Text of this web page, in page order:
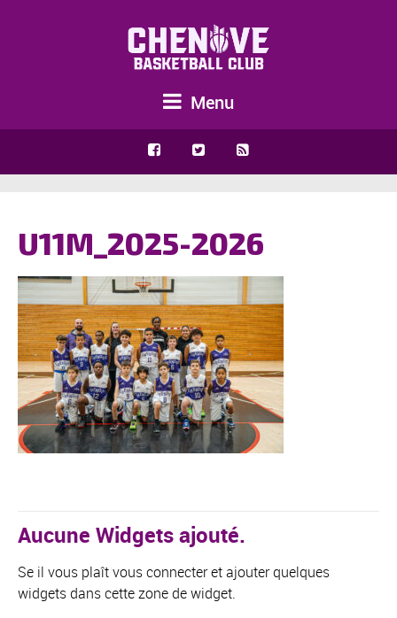
Menu
U11M_2025-2026
Aucune Widgets ajouté.
Se il vous plaît vous connecter et ajouter quelques
widgets dans cette zone de widget.